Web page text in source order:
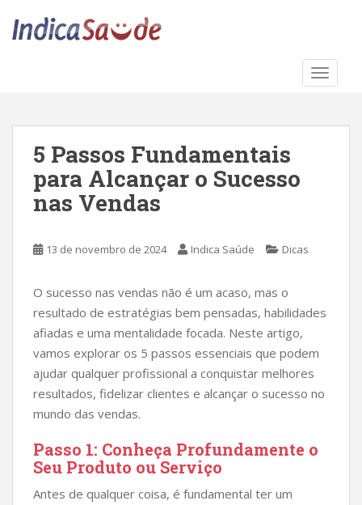
5 Passos Fundamentais
para Alcançar o Sucesso
nas Vendas
13 de novembro de 2024 Indica Saúde Dicas
O sucesso nas vendas não é um acaso, mas o
resultado de estratégias bem pensadas, habilidades
afiadas e uma mentalidade focada. Neste artigo,
vamos explorar os 5 passos essenciais que podem
ajudar qualquer profissional a conquistar melhores
resultados, fidelizar clientes e alcançar o sucesso no
mundo das vendas.
Passo 1: Conheça Profundamente o
Seu Produto ou Serviço
Antes de qualquer coisa, é fundamental ter um